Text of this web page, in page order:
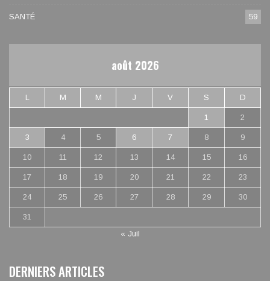
SANTÉ 59
août 2026
L M M J V S D
1 2
3 4 5 6 7 8 9
10 11 12 13 14 15 16
17 18 19 20 21 22 23
24 25 26 27 28 29 30
31
« Juil
DERNIERS ARTICLES